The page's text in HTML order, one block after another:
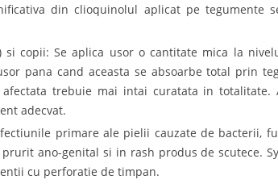
din clioquinolul aplicat pe tegumente
copii: Se aplica usor o cantitate mica la
pana cand aceasta se absoarbe total prin
trebuie mai intai curatata in totalitate.
adecvat.
primare ale pielii cauzate de bacterii,
ano-genital si in rash produs de scutece.
cu perforatie de timpan.